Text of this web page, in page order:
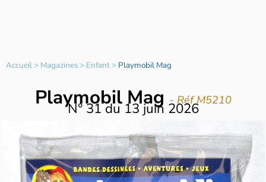
Accueil> Magazines> Enfant> Playmobil Mag
Playmobil Mag- Réf M5210
N°31du13 juin 2026